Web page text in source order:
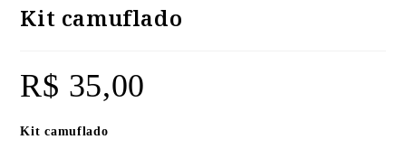
Kit camuflado
R$ 35,00
Kit camuflado